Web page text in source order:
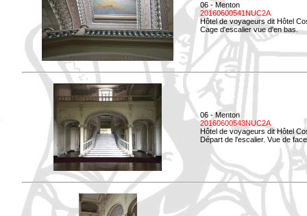
06 - Menton
20160600541NUC2A
Hôtel de voyageurs dit Hôtel
Cage d'escalier vue d'en bas.
06 - Menton
20160600543NUC2A
Hôtel de voyageurs dit Hôtel
Départ de l'escalier. Vue de